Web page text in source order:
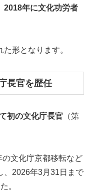
2018年に文化功労者
形となります。
長官を歴任
初の文化庁長官 （第
文化庁京都移転など
、2026年3月31日まで
。